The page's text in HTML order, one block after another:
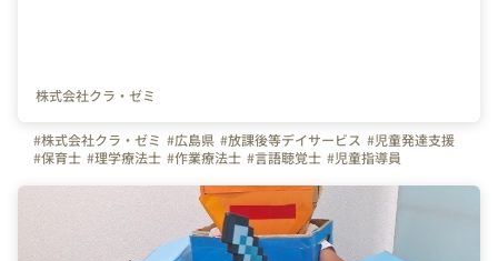
株式会社クラ・ゼミ
#株式会社クラ・ゼミ #広島県 #放課後等デイサービス #児童発達支援
#保育士 #理学療法士 #作業療法士 #言語聴覚士 #児童指導員
#研修制度